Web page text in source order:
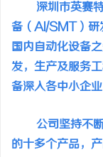
深圳市英赛特
备（AI/SMT）研
国内自动化设备
发，生产及服务
备深入各中小企
公司坚持不断
的十多个产品，